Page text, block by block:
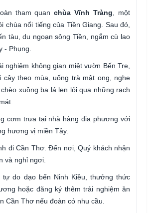
tham quanchùa Vĩnh Tràng , một
chùa nổi tiếng của Tiền Giang. Sau đó,
tàu, du ngoạn sông Tiền, ngắm cù lao
- Phụng.
nghiệm không gian miệt vườn Bến Tre,
cây theo mùa, uống trà mật ong, nghe
xuồng ba lá len lỏi qua những rạch
cơm trưa tại nhà hàng địa phương với
hương vị miền Tây.
đi Cần Thơ. Đến nơi, Quý khách nhận
và nghỉ ngơi.
tự do dạo bến Ninh Kiều, thưởng thức
hoặc đăng ký thêm trải nghiệm ăn
Cần Thơ nếu đoàn có nhu cầu.